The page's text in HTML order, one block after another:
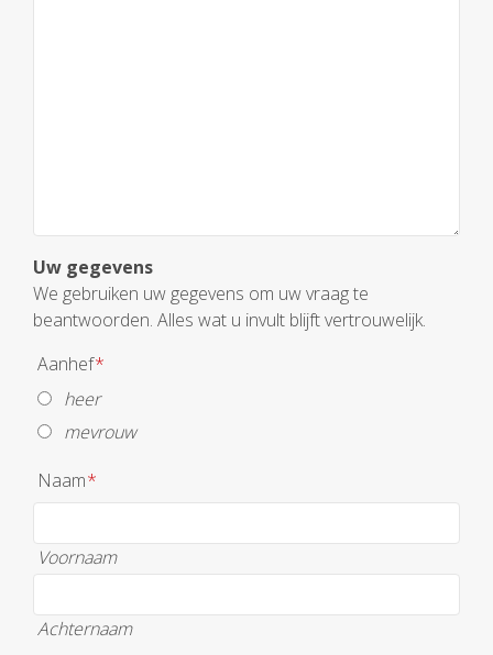
Uw gegevens
We gebruiken uw gegevens om uw vraag te
beantwoorden. Alles wat u invult blijft vertrouwelijk.
Aanhef*
heer
mevrouw
Naam*
Voornaam
Achternaam